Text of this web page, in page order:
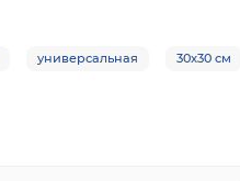
универсальная 30x30 см